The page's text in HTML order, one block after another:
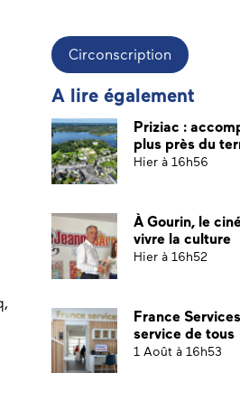
Circonscription
A lire également
Priziac :
plus près du
Hier à 16h56
À Gourin, le
vivre la culture
Hier à 16h52
France
service de tous
1 Août à 16h53